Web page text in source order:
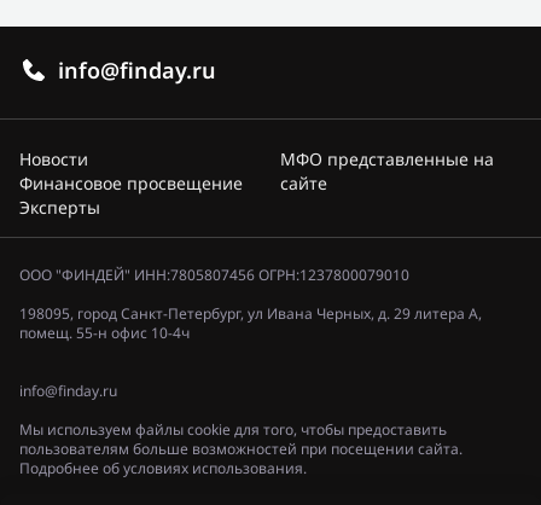
info@finday.ru
Новости
Финансовое просвещение
Эксперты
МФО представленные на
сайте
ООО "ФИНДЕЙ" ИНН:7805807456 ОГРН:1237800079010
198095, город Санкт-Петербург, ул Ивана Черных, д. 29 литера А,
помещ. 55-н офис 10-4ч
info@finday.ru
Мы используем файлы cookie для того, чтобы предоставить
пользователям больше возможностей при посещении сайта.
Подробнее об условиях использования.